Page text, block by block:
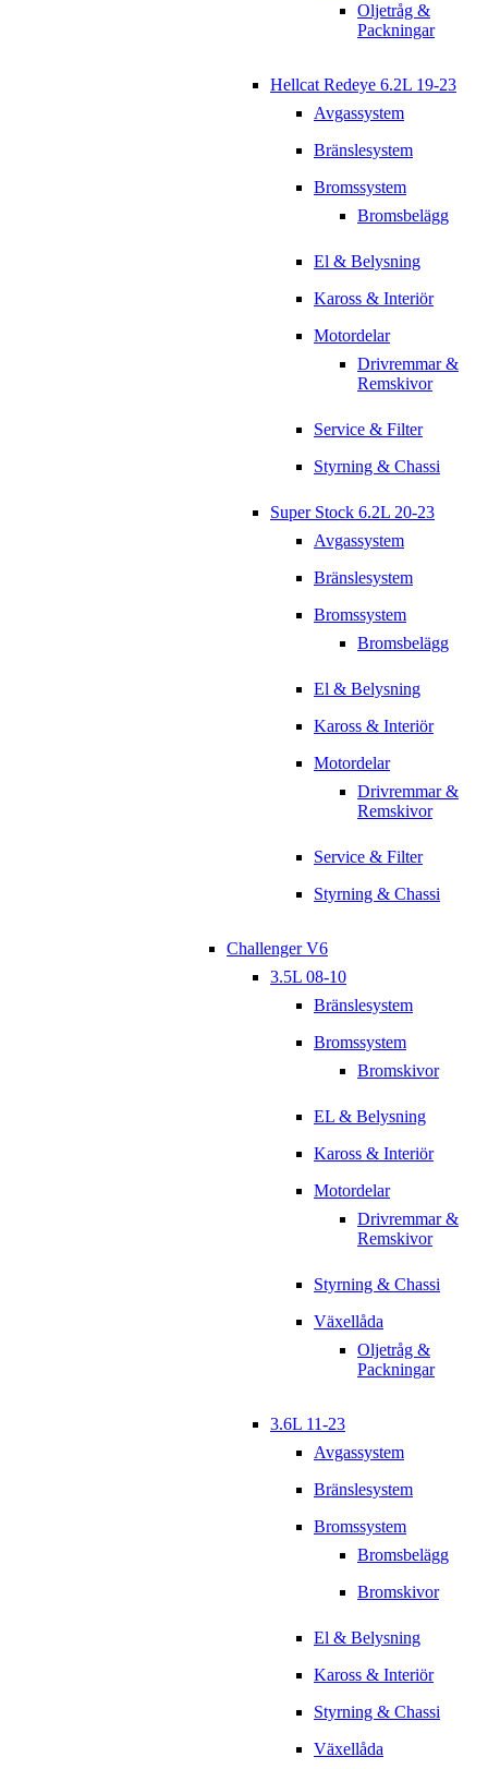
Oljetråg &
Packningar
Hellcat Redeye 6.2L 19-23
Avgassystem
Bränslesystem
Bromssystem
Bromsbelägg
El & Belysning
Kaross & Interiör
Motordelar
Drivremmar &
Remskivor
Service & Filter
Styrning & Chassi
Super Stock 6.2L 20-23
Avgassystem
Bränslesystem
Bromssystem
Bromsbelägg
El & Belysning
Kaross & Interiör
Motordelar
Drivremmar &
Remskivor
Service & Filter
Styrning & Chassi
Challenger V6
3.5L 08-10
Bränslesystem
Bromssystem
Bromskivor
EL & Belysning
Kaross & Interiör
Motordelar
Drivremmar &
Remskivor
Styrning & Chassi
Växellåda
Oljetråg &
Packningar
3.6L 11-23
Avgassystem
Bränslesystem
Bromssystem
Bromsbelägg
Bromskivor
El & Belysning
Kaross & Interiör
Styrning & Chassi
Växellåda